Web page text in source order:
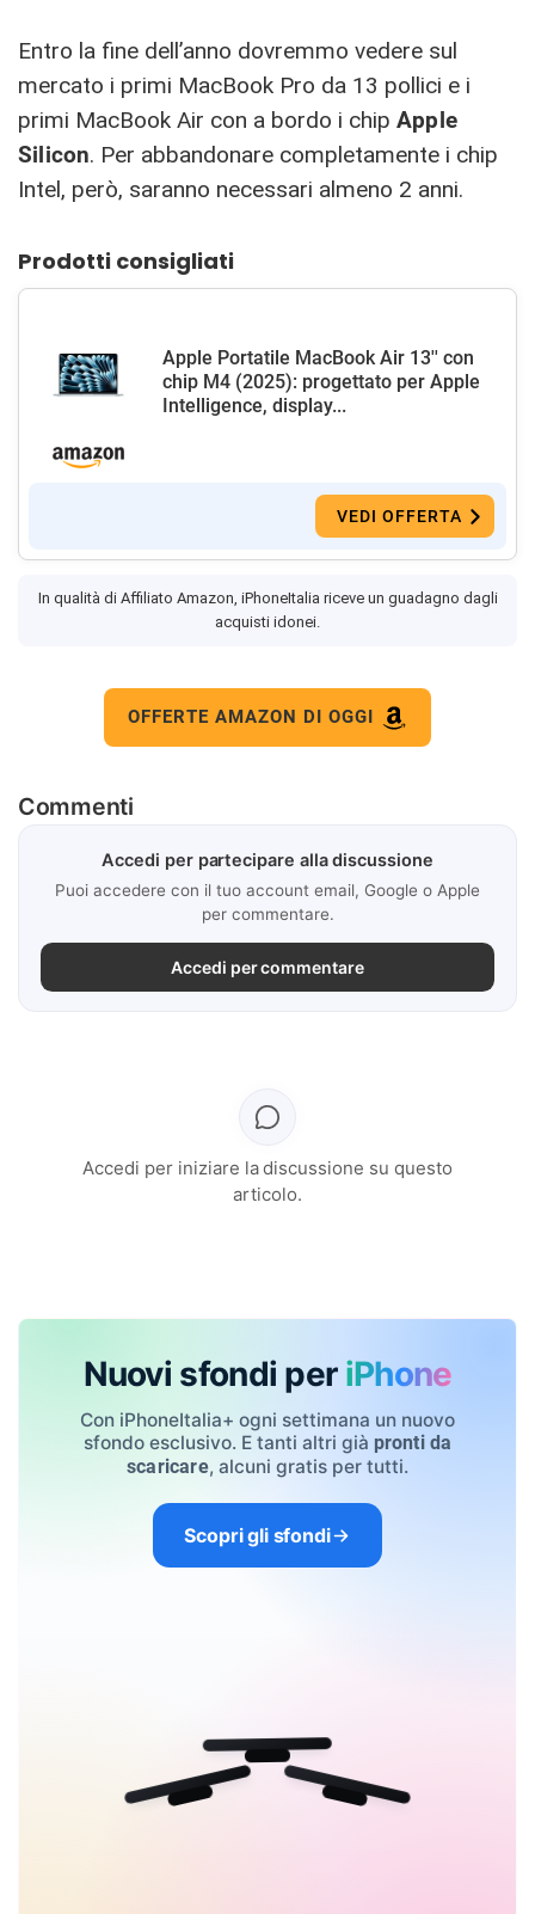
Entro la fine dell’anno dovremmo vedere sul
mercato i primi MacBook Pro da 13 pollici e i
primi MacBook Air con a bordo i chip Apple
Silicon. Per abbandonare completamente i chip
Intel, però, saranno necessari almeno 2 anni.
Prodotti consigliati
Apple Portatile MacBook Air 13'' con
chip M4 (2025): progettato per Apple
Intelligence, display...
VEDI OFFERTA
In qualità di Affiliato Amazon, iPhoneItalia riceve un guadagno dagli
acquisti idonei.
OFFERTE AMAZON DI OGGI
Commenti
Accedi per partecipare alla discussione
Puoi accedere con il tuo account email, Google o Apple
per commentare.
Accedi per commentare
Accedi per iniziare la discussione su questo
articolo.
Nuovi sfondi per iPhone
Con iPhoneItalia+ ogni settimana un nuovo
sfondo esclusivo. E tanti altri già pronti da
scaricare, alcuni gratis per tutti.
Scopri gli sfondi